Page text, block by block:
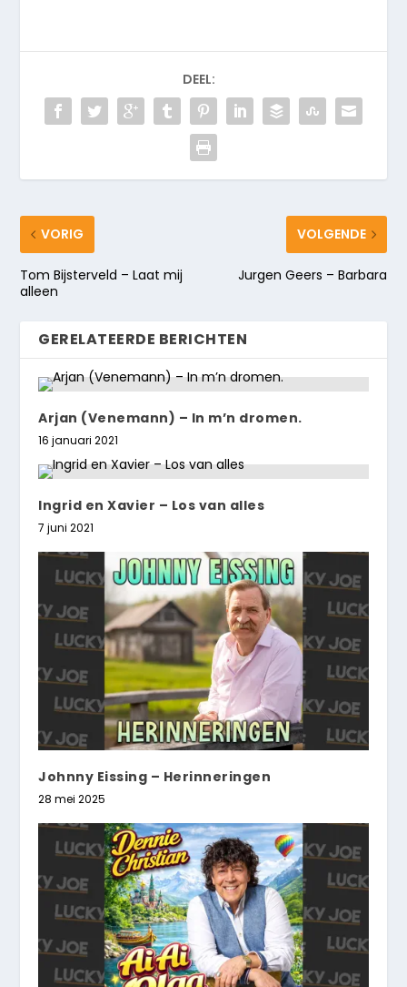
DEEL:
VORIG
Tom Bijsterveld – Laat mij
alleen
VOLGENDE
Jurgen Geers – Barbara
GERELATEERDE BERICHTEN
Arjan (Venemann) – In m’n dromen.
16 januari 2021
Ingrid en Xavier – Los van alles
7 juni 2021
Johnny Eissing – Herinneringen
28 mei 2025